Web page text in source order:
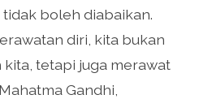
boleh diabaikan.
diri, kita bukan
tetapi juga merawat
Gandhi,